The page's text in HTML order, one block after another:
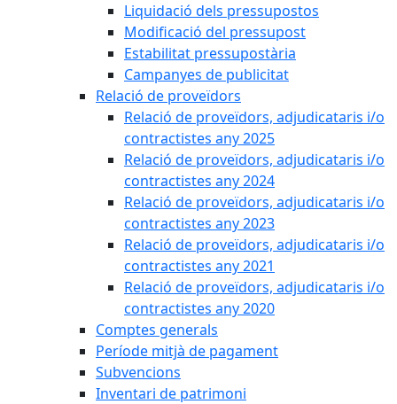
Liquidació dels pressupostos
Modificació del pressupost
Estabilitat pressupostària
Campanyes de publicitat
Relació de proveïdors
Relació de proveïdors, adjudicataris i/o
contractistes any 2025
Relació de proveïdors, adjudicataris i/o
contractistes any 2024
Relació de proveïdors, adjudicataris i/o
contractistes any 2023
Relació de proveïdors, adjudicataris i/o
contractistes any 2021
Relació de proveïdors, adjudicataris i/o
contractistes any 2020
Comptes generals
Període mitjà de pagament
Subvencions
Inventari de patrimoni